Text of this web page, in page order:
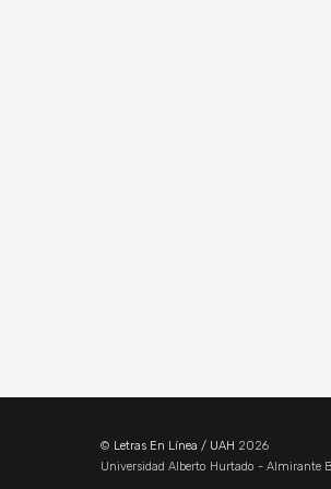
© Letras En Línea / UAH 2026
Universidad Alberto Hurtado - Almirante